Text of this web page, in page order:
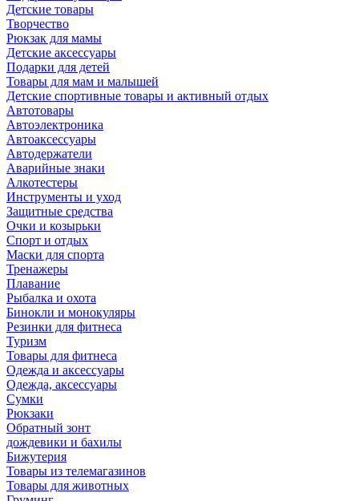
Детские товары
Творчество
Рюкзак для мамы
Детские аксессуары
Подарки для детей
Товары для мам и малышей
Детские спортивные товары и активный отдых
Автотовары
Автоэлектроника
Автоаксессуары
Автодержатели
Аварийные знаки
Алкотестеры
Инструменты и уход
Защитные средства
Очки и козырьки
Спорт и отдых
Маски для спорта
Тренажеры
Плавание
Рыбалка и охота
Бинокли и монокуляры
Резинки для фитнеса
Туризм
Товары для фитнеса
Одежда и аксессуары
Одежда, аксессуары
Сумки
Рюкзаки
Обратный зонт
дождевики и бахилы
Бижутерия
Товары из телемагазинов
Товары для животных